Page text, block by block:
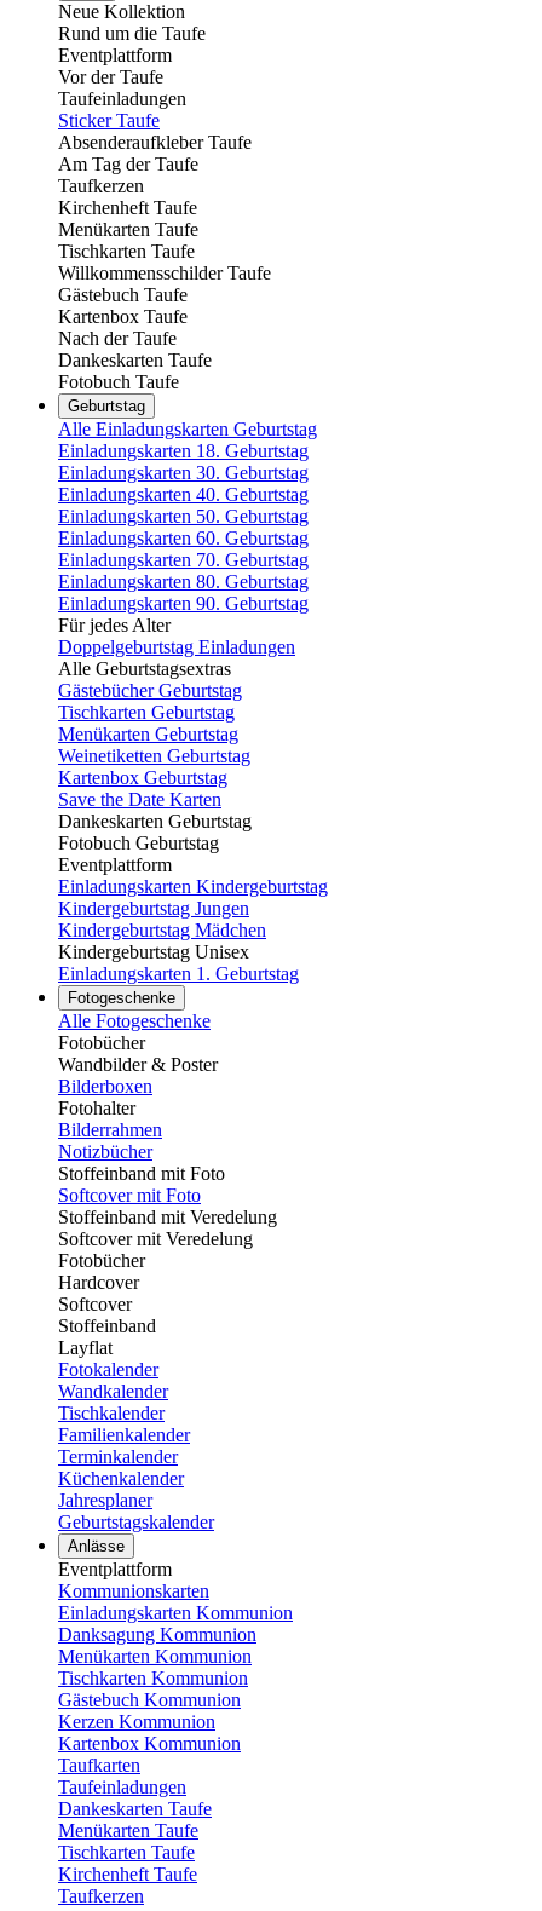
Neue Kollektion
Rund um die Taufe
Eventplattform
Vor der Taufe
Taufeinladungen
Sticker Taufe
Absenderaufkleber Taufe
Am Tag der Taufe
Taufkerzen
Kirchenheft Taufe
Menükarten Taufe
Tischkarten Taufe
Willkommensschilder Taufe
Gästebuch Taufe
Kartenbox Taufe
Nach der Taufe
Dankeskarten Taufe
Fotobuch Taufe
Geburtstag
Alle Einladungskarten Geburtstag
Einladungskarten 18. Geburtstag
Einladungskarten 30. Geburtstag
Einladungskarten 40. Geburtstag
Einladungskarten 50. Geburtstag
Einladungskarten 60. Geburtstag
Einladungskarten 70. Geburtstag
Einladungskarten 80. Geburtstag
Einladungskarten 90. Geburtstag
Für jedes Alter
Doppelgeburtstag Einladungen
Alle Geburtstagsextras
Gästebücher Geburtstag
Tischkarten Geburtstag
Menükarten Geburtstag
Weinetiketten Geburtstag
Kartenbox Geburtstag
Save the Date Karten
Dankeskarten Geburtstag
Fotobuch Geburtstag
Eventplattform
Einladungskarten Kindergeburtstag
Kindergeburtstag Jungen
Kindergeburtstag Mädchen
Kindergeburtstag Unisex
Einladungskarten 1. Geburtstag
Fotogeschenke
Alle Fotogeschenke
Fotobücher
Wandbilder & Poster
Bilderboxen
Fotohalter
Bilderrahmen
Notizbücher
Stoffeinband mit Foto
Softcover mit Foto
Stoffeinband mit Veredelung
Softcover mit Veredelung
Fotobücher
Hardcover
Softcover
Stoffeinband
Layflat
Fotokalender
Wandkalender
Tischkalender
Familienkalender
Terminkalender
Küchenkalender
Jahresplaner
Geburtstagskalender
Anlässe
Eventplattform
Kommunionskarten
Einladungskarten Kommunion
Danksagung Kommunion
Menükarten Kommunion
Tischkarten Kommunion
Gästebuch Kommunion
Kerzen Kommunion
Kartenbox Kommunion
Taufkarten
Taufeinladungen
Dankeskarten Taufe
Menükarten Taufe
Tischkarten Taufe
Kirchenheft Taufe
Taufkerzen